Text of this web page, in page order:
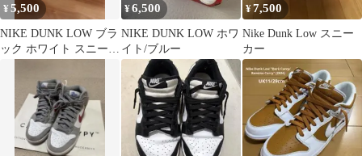
¥5,500
NIKE DUNK LOW ブラ
ック ホワイト スニーカ
¥6,500
NIKE DUNK LOW ホワ
イト/ブルー
¥7,500
Nike Dunk Low スニー
カー